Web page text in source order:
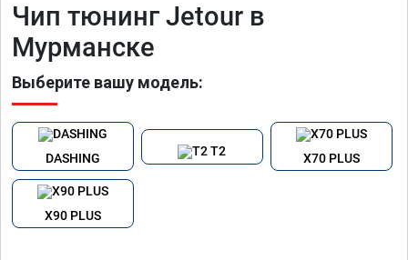
Чип тюнинг Jetour в
Мурманске
Выберите вашу модель:
DASHING
T2
X70 PLUS
X90 PLUS